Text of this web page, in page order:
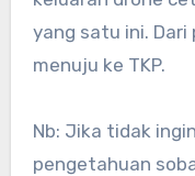
yang satu ini.
menuju ke TKP.
Nb: Jika tidak
pengetahuan